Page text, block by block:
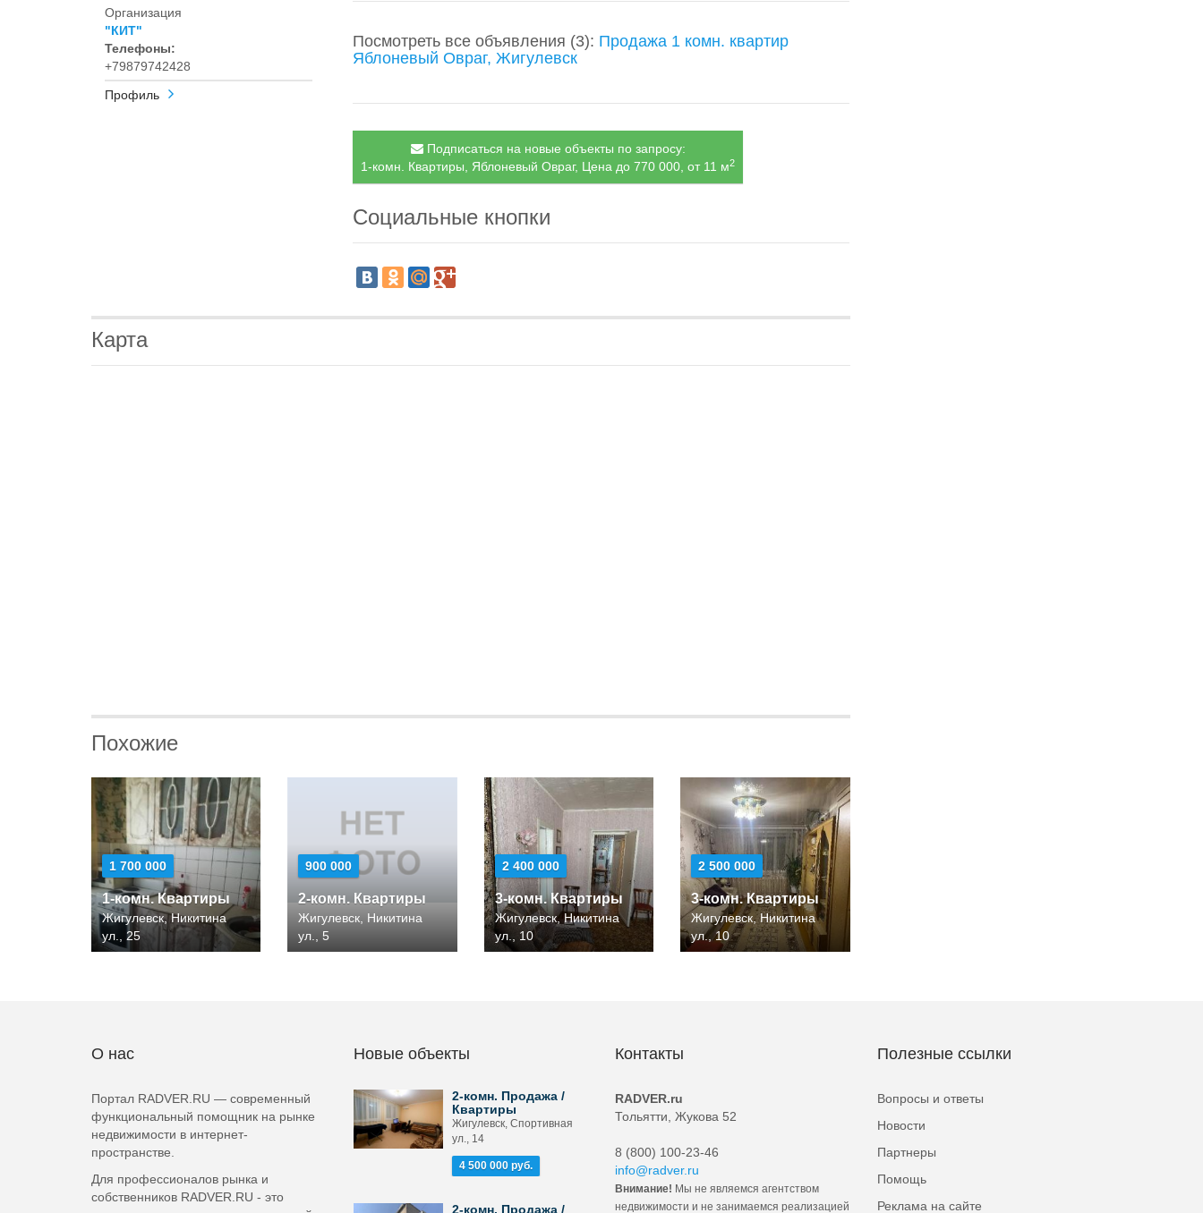
Организация
"КИТ"
Телефоны:
+79879742428
Профиль
Посмотреть все объявления (3): Продажа 1 комн. квартир
Яблоневый Овраг, Жигулевск
Подписаться на новые объекты по запросу:
1-комн. Квартиры, Яблоневый Овраг, Цена до 770 000, от 11 м2
Социальные кнопки
Карта
Похожие
1 700 000
1-комн. Квартиры
Жигулевск, Никитина
ул., 25
900 000
2-комн. Квартиры
Жигулевск, Никитина
ул., 5
2 400 000
3-комн. Квартиры
Жигулевск, Никитина
ул., 10
2 500 000
3-комн. Квартиры
Жигулевск, Никитина
ул., 10
О нас
Портал RADVER.RU — современный
функциональный помощник на рынке
недвижимости в интернет-
пространстве.
Для профессионалов рынка и
собственников RADVER.RU - это
Новые объекты
2-комн. Продажа /
Квартиры
Жигулевск, Спортивная
ул., 14
4 500 000 руб.
2-комн. Продажа /
Контакты
RADVER.ru
Тольятти, Жукова 52
8 (800) 100-23-46
info@radver.ru
Внимание! Мы не являемся агентством
недвижимости и не занимаемся реализацией
Полезные ссылки
Вопросы и ответы
Новости
Партнеры
Помощь
Реклама на сайте